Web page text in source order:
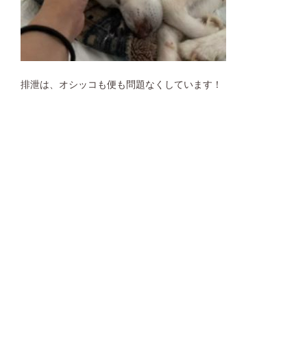
排泄は、オシッコも便も問題なくしています！